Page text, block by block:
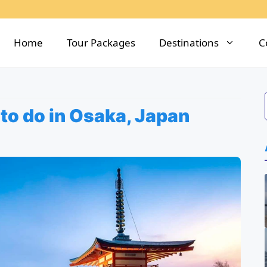
Home Tour Packages Destinations
do in Osaka, Japan